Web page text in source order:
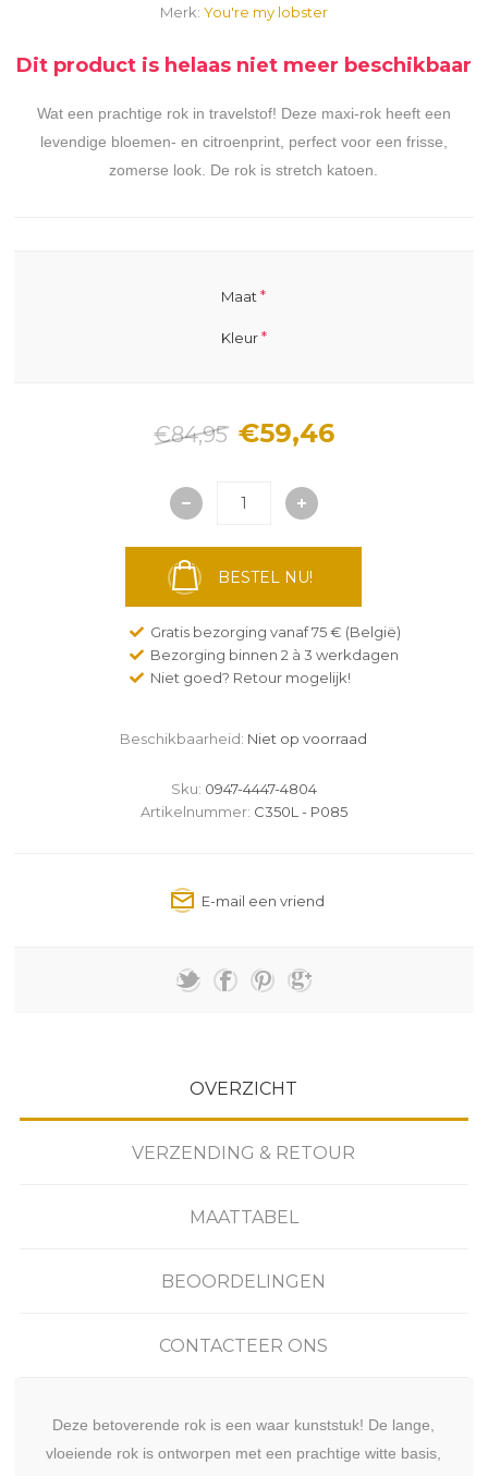
Merk: You're my lobster
Dit product is helaas niet meer beschikbaar
Wat een prachtige rok in travelstof! Deze maxi-rok heeft een
levendige bloemen- en citroenprint, perfect voor een frisse,
zomerse look. De rok is stretch katoen.
Maat *
Kleur*
€84,95 €59,46
BESTEL NU!
Gratis bezorging vanaf 75 € (België)
Bezorging binnen 2 à 3 werkdagen
Niet goed? Retour mogelijk!
Beschikbaarheid: Niet op voorraad
Sku: 0947-4447-4804
Artikelnummer: C350L - P085
OVERZICHT
VERZENDING & RETOUR
MAATTABEL
BEOORDELINGEN
CONTACTEER ONS
Deze betoverende rok is een waar kunststuk! De lange,
vloeiende rok is ontworpen met een prachtige witte basis,